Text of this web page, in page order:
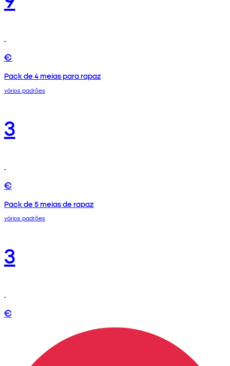
€
Pack de 4 meias para rapaz
vários padrões
3
€
Pack de 5 meias de rapaz
vários padrões
3
€